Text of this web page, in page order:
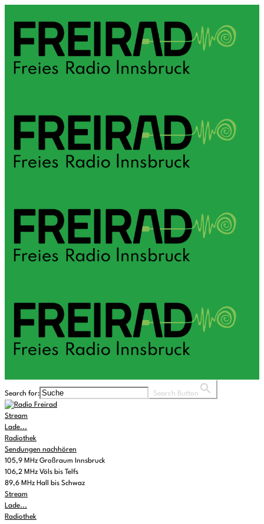
Search for: Search Button
Stream
Lade...
Radiothek
Sendungen nachhören
105,9 MHz Großraum Innsbruck
106,2 MHz Völs bis Telfs
89,6 MHz Hall bis Schwaz
Stream
Lade...
Radiothek